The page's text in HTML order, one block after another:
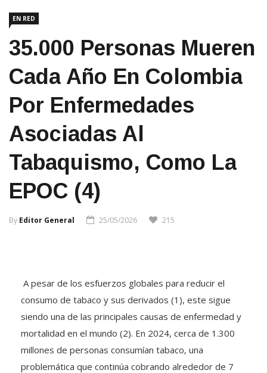
EN RED
35.000 Personas Mueren
Cada Año En Colombia
Por Enfermedades
Asociadas Al
Tabaquismo, Como La
EPOC (4)
By Editor General 25/05/2026 215
A pesar de los esfuerzos globales para reducir el
consumo de tabaco y sus derivados (1), este sigue
siendo una de las principales causas de enfermedad y
mortalidad en el mundo (2). En 2024, cerca de 1.300
millones de personas consumían tabaco, una
problemática que continúa cobrando alrededor de 7